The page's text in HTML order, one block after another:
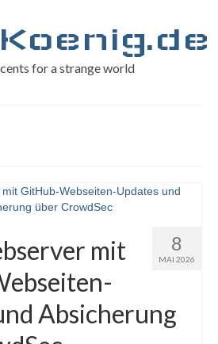
for a strange world
8
MAI 2026
mit
Absicherung